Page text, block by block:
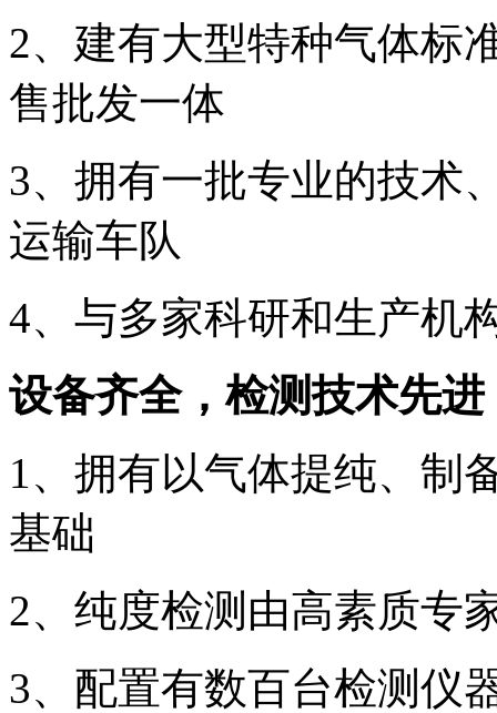
2、建有大型特种气体标
售批发一体
3、拥有一批专业的技术
运输车队
4、与多家科研和生产机
设备齐全，检测技术先进
1、拥有以气体提纯、制
基础
2、纯度检测由高素质专
3、配置有数百台检测仪